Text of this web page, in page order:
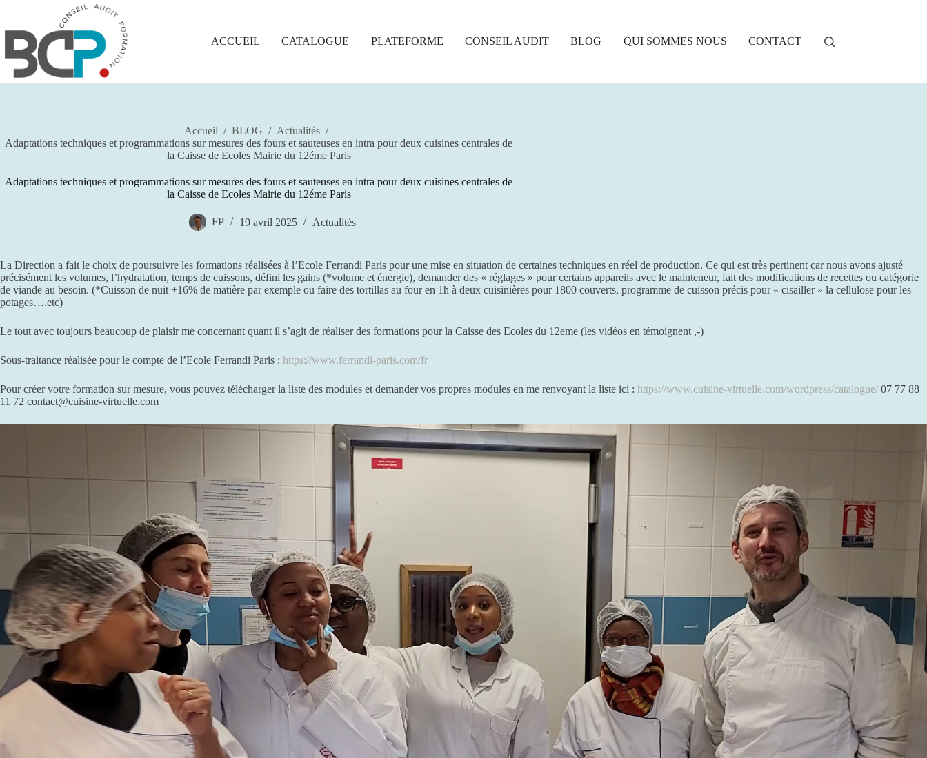
contenu
ACCUEIL
CATALOGUE PLATEFORME CONSEIL AUDIT BLOG QUI SOMMES NOUS CONTACT
Accueil / BLOG / Actualités /
Adaptations techniques et programmations sur mesures des fours et sauteuses en intra pour deux cuisines centrales de
la Caisse de Ecoles Mairie du 12éme Paris
Adaptations techniques et programmations sur mesures des fours et sauteuses en intra pour deux cuisines centrales de
la Caisse de Ecoles Mairie du 12éme Paris
FP 19 avril 2025 Actualités
La Direction a fait le choix de poursuivre les formations réalisées à l’Ecole Ferrandi Paris pour une mise en situation de certaines techniques en réel de production. Ce qui est très pertinent car nous avons ajusté
précisément les volumes, l’hydratation, temps de cuissons, défini les gains (*volume et énergie), demander des « réglages » pour certains appareils avec le mainteneur, fait des modifications de recettes ou catégorie
de viande au besoin. (*Cuisson de nuit +16% de matière par exemple ou faire des tortillas au four en 1h à deux cuisinières pour 1800 couverts, programme de cuisson précis pour « cisailler » la cellulose pour les
potages….etc)
Le tout avec toujours beaucoup de plaisir me concernant quant il s’agit de réaliser des formations pour la Caisse des Ecoles du 12eme (les vidéos en témoignent ,-)
Sous-traitance réalisée pour le compte de l’Ecole Ferrandi Paris : https://www.ferrandi-paris.com/fr
Pour créer votre formation sur mesure, vous pouvez télécharger la liste des modules et demander vos propres modules en me renvoyant la liste ici : https://www.cuisine-virtuelle.com/wordpress/catalogue/ 07 77 88
11 72 contact@cuisine-virtuelle.com